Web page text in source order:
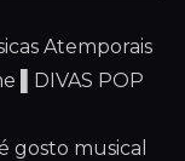
Atemporais
▌DIVAS POP
gosto musical